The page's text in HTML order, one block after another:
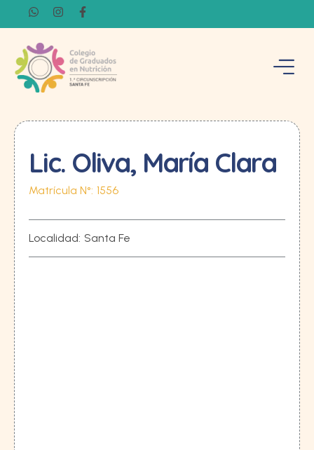
Lic. Oliva, María Clara
Matrícula N°: 1556
Localidad: Santa Fe